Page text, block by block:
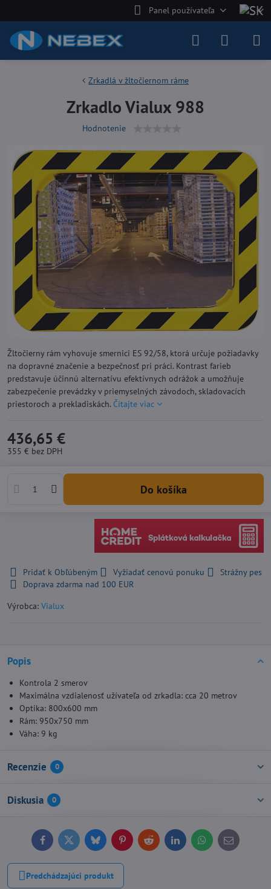
Panel používateľa
Zrkadlá v žltočiernom ráme
Zrkadlo Vialux 988
Hodnotenie
Žltočierny rám vyhovuje smernici ES 92/58, ktorá určuje požiadavky
na dopravné značenie a bezpečnosť pri práci. Kontrast farieb
predstavuje účinnú alternatívu efektívnych odrážok a umožňuje
zabezpečenie prevádzky v priemyselných závodoch, skladovacích
priestoroch a prekladiskách. Čítajte viac
436,65 €
355 € bez DPH
Do košíka
Pridať k Obľúbeným Vyžiadať cenovú ponuku
Strážny pes
Doprava zdarma nad 100 EUR
Výrobca: Vialux
Popis
Kontrola 2 smerov
Maximálna vzdialenosť užívateľa od zrkadla: cca 20 metrov
Optika: 800x600 mm
Rám: 950x750 mm
Váha: 9 kg
Recenzie 0
Diskusia 0
FacebookTwitterBlueskyPinterestReddit LinkedInWhatsApp
E-
mail
Predchádzajúci produkt